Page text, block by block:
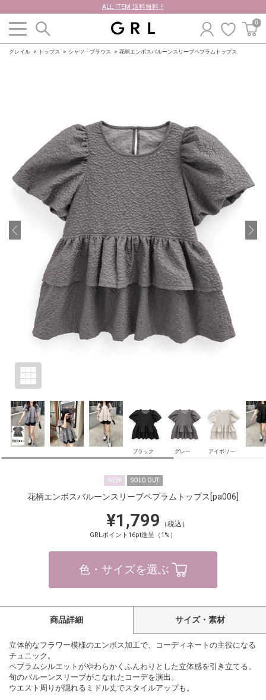
ALL ITEM 送料無料 !!
0
グレイル トップス シャツ・ブラウス 花柄エンボスバルーンスリーブペプラムトップス
ブラック グレー アイボリー
NEW SOLD OUT
花柄エンボスバルーンスリーブペプラムトップス [pa006]
¥1,799 （税込）
GRLポイント16pt進呈（1%）
色・サイズを選ぶ
商品詳細 サイズ・素材
立体的なフラワー模様のエンボス加工で、コーディネートの主役になる
チュニック。
ペプラムシルエットがやわらかくふんわりとした立体感を引き立てる。
旬のバルーンスリーブがこなれたコーデを演出。
ウエスト周りが隠れるミドル丈でスタイルアップも。